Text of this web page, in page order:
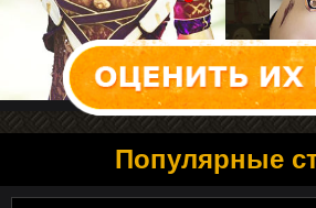
Популярные